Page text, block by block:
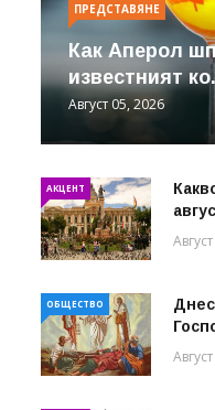
ПРЕДСТАВЯНЕ
Как Аперол
известният
Август 05, 2026
АКЦЕНТ
ОБЩЕСТВО